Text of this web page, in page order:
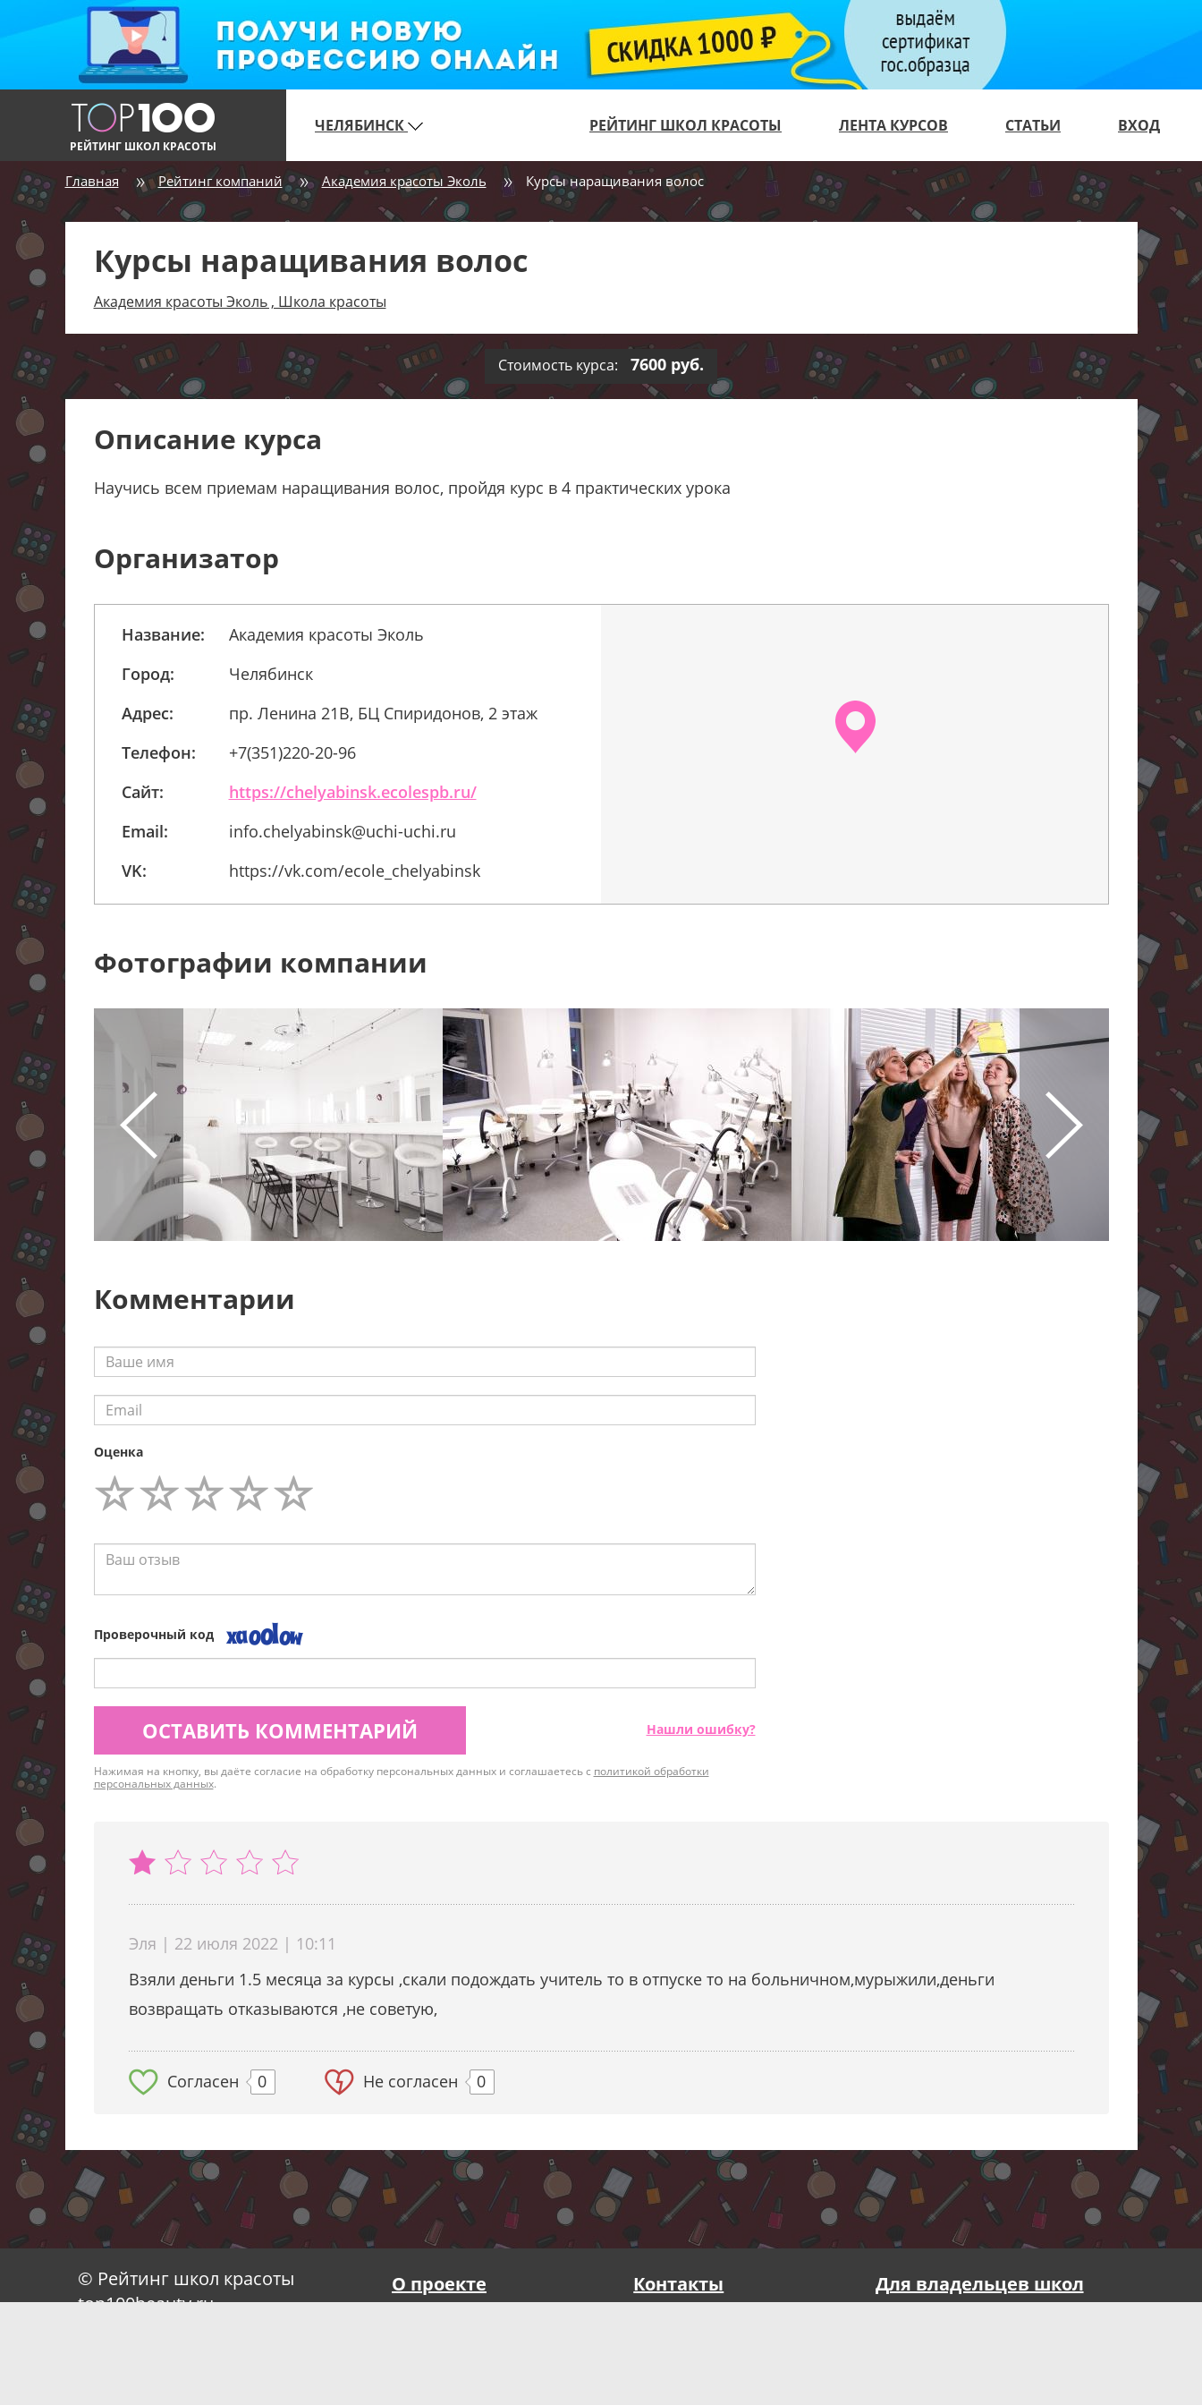
РЕЙТИНГ ШКОЛ КРАСОТЫ
ЧЕЛЯБИНСК РЕЙТИНГ ШКОЛ КРАСОТЫ ЛЕНТА КУРСОВ СТАТЬИ ВХОД
Главная Рейтинг компаний Академия красоты Эколь Курсы наращивания волос
Курсы наращивания волос
Академия красоты Эколь , Школа красоты
Стоимость курса: 7600 руб.
Описание курса
Научись всем приемам наращивания волос, пройдя курс в 4 практических урока
Организатор
Название:
Академия красоты Эколь
Город:
Челябинск
Адрес:
пр. Ленина 21В, БЦ Спиридонов, 2 этаж
Телефон:
+7(351)220-20-96
Сайт:
https://chelyabinsk.ecolespb.ru/
Email:
info.chelyabinsk@uchi-uchi.ru
VK:
https://vk.com/ecole_chelyabinsk
Фотографии компании
Комментарии
Оценка
Проверочный код
ОСТАВИТЬ КОММЕНТАРИЙ Нашли ошибку?
Нажимая на кнопку, вы даёте согласие на обработку персональных данных и соглашаетесь с политикой обработки
персональных данных.
Эля | 22 июля 2022 | 10:11
Взяли деньги 1.5 месяца за курсы ,скали подождать учитель то в отпуске то на больничном,мурыжили,деньги
возвращать отказываются ,не советую,
Согласен 0 Не согласен 0
© Рейтинг школ красоты
top100beauty.ru
О проекте Контакты
Для владельцев школ